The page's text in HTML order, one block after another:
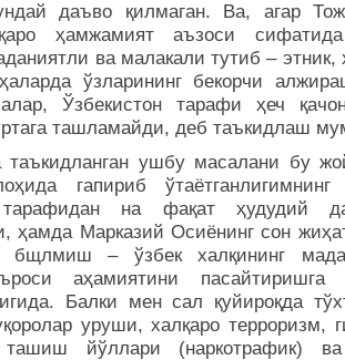
даъво қилмаган. Ва, агар
ҳамжамият аъзоси
ва малакали тутиб – этник,
ўзларининг бекорчи
Ўзбекистон тарафи ҳеч
ташламайди, деб таъкидлаш
ушбу масалани бу
гапириб ўтаётганлигимнинг
тарафидан на фақат ҳудудий
ҳамда Марказий Осиёнинг сон
бщлмиш – ўзбек халқининг
аҳамиятини пасайтиришга
Балки мен сал қуйироқда
уруши, халқаро терроризм,
ташиш йўллари (наркотрафик)